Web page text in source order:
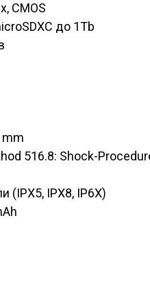
CMOS
до 1Tb
516.8: Shock-
(IPX5, IPX8, IP6X)